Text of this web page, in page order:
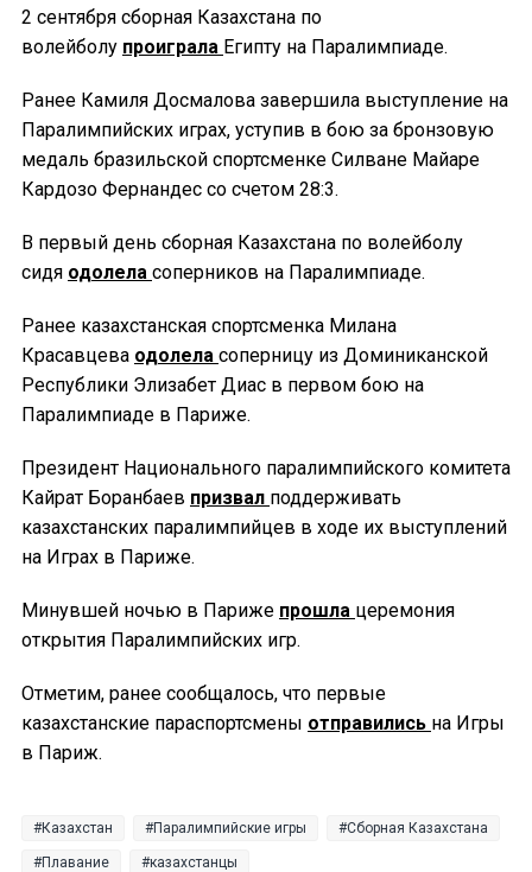
2 сентября сборная Казахстана по
волейболу проиграла Египту на Паралимпиаде.
Ранее Камиля Досмалова завершила выступление на
Паралимпийских играх, уступив в бою за бронзовую
медаль бразильской спортсменке Силване Майаре
Кардозо Фернандес со счетом 28:3.
В первый день сборная Казахстана по волейболу
сидя одолела соперников на Паралимпиаде.
Ранее казахстанская спортсменка Милана
Красавцева одолела соперницу из Доминиканской
Республики Элизабет Диас в первом бою на
Паралимпиаде в Париже.
Президент Национального паралимпийского комитета
Кайрат Боранбаев призвал поддерживать
казахстанских паралимпийцев в ходе их выступлений
на Играх в Париже.
Минувшей ночью в Париже прошла церемония
открытия Паралимпийских игр.
Отметим, ранее сообщалось, что первые
казахстанские параспортсмены отправились на Игры
в Париж.
Казахстан Паралимпийские игры Сборная Казахстана
Плавание казахстанцы